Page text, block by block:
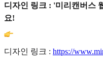
디자인 링크 : '미리캔버스
요!
디자인 링크 : https://